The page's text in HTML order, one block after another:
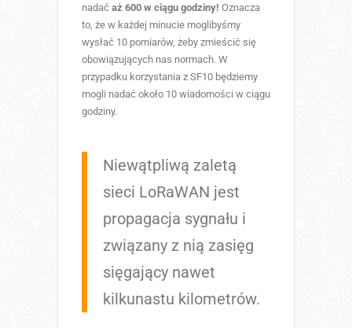
nadać aż 600 w ciągu godziny! Oznacza
to, że w każdej minucie moglibyśmy
wysłać 10 pomiarów, żeby zmieścić się
obowiązujących nas normach. W
przypadku korzystania z SF10 będziemy
mogli nadać około 10 wiadomości w ciągu
godziny.
Niewątpliwą zaletą
sieci LoRaWAN jest
propagacja sygnału i
związany z nią zasięg
sięgający nawet
kilkunastu kilometrów.